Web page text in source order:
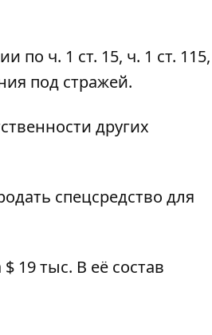
ч. 1 ст. 15, ч. 1 ст. 115,
под стражей.
других
спецсредство для
19 тыс. В её состав